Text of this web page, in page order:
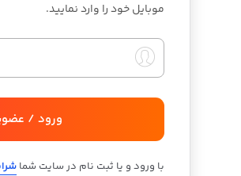
موبایل خود را وارد نمایید.
ورود /
با ورود و یا ثبت نام در سایت شما